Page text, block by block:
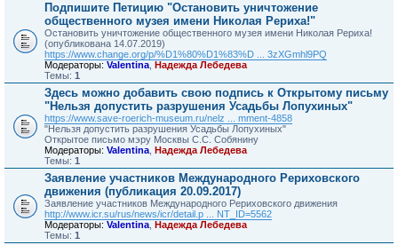
Подпишите Петицию "Остановить уничтожение
общественного музея имени Николая Рериха!"
Остановить уничтожение общественного музея имени Николая Рериха!
(опубликована 14.07.2019)
https://www.change.org/p/%D1%80%D1%83%D ... 3zXGmhl9PQ
Модераторы: Valentina Надежда Лебедева
Темы: 1
Здесь можно добавить свою подпись к Открытому письму
"Нельзя допустить разрушения Усадьбы Лопухиных"
https://www.save-roerich-museum.ru/nelz ... mment-4858
"Нельзя допустить разрушения Усадьбы Лопухиных"
Открытое письмо мэру Москвы С.С. Собянину
Модераторы: Valentina Надежда Лебедева
Темы: 1
Заявление участников Международного Рериховского
движения (публикация 20.09.2017)
Заявление участников Международного Рериховского движения
http://www.icr.su/rus/news/icr/detail.p ... NT_ID=5562
Модераторы: Valentina Надежда Лебедева
Темы: 1